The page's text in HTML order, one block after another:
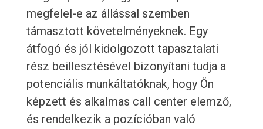
megfelel-e az állással szemben
támasztott követelményeknek. Egy
átfogó és jól kidolgozott tapasztalati
rész beillesztésével bizonyítani tudja a
potenciális munkáltatóknak, hogy Ön
képzett és alkalmas call center elemző,
és rendelkezik a pozícióban való